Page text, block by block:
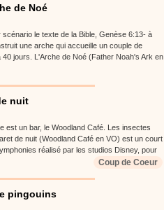
de Noé
le texte de la Bible, Genèse 6:13- à
une arche qui accueille un couple de
jours. L'Arche de Noé (Father Noah's Ark en
nuit
est un bar, le Woodland Café. Les insectes
de nuit (Woodland Café en VO) est un court
réalisé par les studios Disney, pour
Coup de Coeur
pingouins